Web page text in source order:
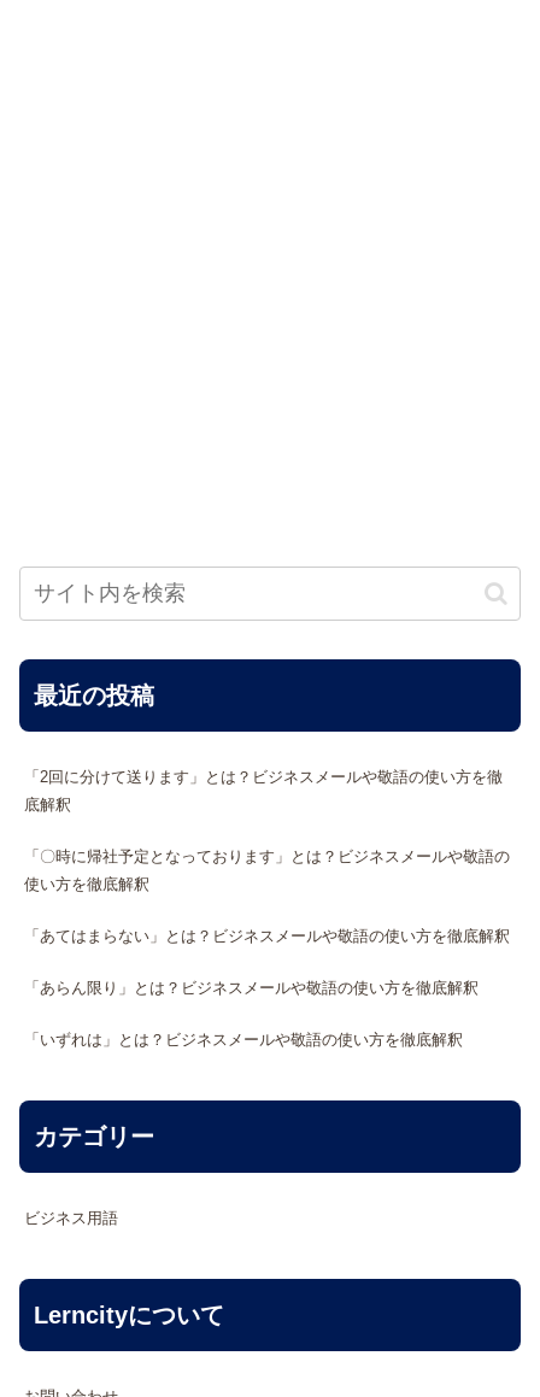
最近の投稿
「2回に分けて送ります」とは？ビジネスメールや敬語の使い方を徹
底解釈
「〇時に帰社予定となっております」とは？ビジネスメールや敬語の
使い方を徹底解釈
「あてはまらない」とは？ビジネスメールや敬語の使い方を徹底解釈
「あらん限り」とは？ビジネスメールや敬語の使い方を徹底解釈
「いずれは」とは？ビジネスメールや敬語の使い方を徹底解釈
カテゴリー
ビジネス用語
Lerncityについて